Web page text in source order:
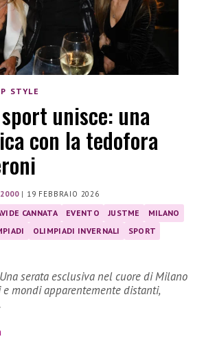
STYLE
unisce: una
con la tedofora
| 19 FEBBRAIO 2026
CANNATA EVENTO JUSTME
MILANO
OLIMPIADI INVERNALI
SPORT
serata esclusiva nel cuore di Milano
mondi apparentemente distanti,